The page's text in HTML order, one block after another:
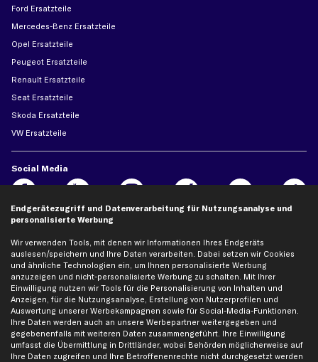
Ford Ersatzteile
Mercedes-Benz Ersatzteile
Opel Ersatzteile
Peugeot Ersatzteile
Renault Ersatzteile
Seat Ersatzteile
Skoda Ersatzteile
VW Ersatzteile
Social Media
kfzteile24 Newsletter
Alle Angebote, Rabatte & Specials.
Endgerätezugriff und Datenverarbeitung für Nutzungsanalyse und
personalisierte Werbung
Wir verwenden Tools, mit denen wir Informationen Ihres Endgeräts
auslesen/speichern und Ihre Daten verarbeiten. Dabei setzen wir Cookies
und ähnliche Technologien ein, um Ihnen personalisierte Werbung
anzuzeigen und nicht-personalisierte Werbung zu schalten. Mit Ihrer
Einwilligung nutzen wir Tools für die Personalisierung von Inhalten und
Anzeigen, für die Nutzungsanalyse, Erstellung von Nutzerprofilen und
Auswertung unserer Werbekampagnen sowie für Social-Media-Funktionen.
Ihre Daten werden auch an unsere Werbepartner weitergegeben und
gegebenenfalls mit weiteren Daten zusammengeführt. Ihre Einwilligung
umfasst die Übermittlung in Drittländer, wobei Behörden möglicherweise auf
Ihre Daten zugreifen und Ihre Betroffenenrechte nicht durchgesetzt werden